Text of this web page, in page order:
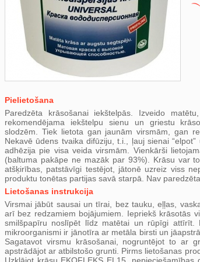
Pielietošana
Paredzēta krāsošanai iekštelpās. Izveido
rekomendējama iekštelpu sienu un griestu
slodzēm. Tiek lietota gan jaunām virsmām, gan
Nekavē ūdens tvaika difūziju, t.i., ļauj sienai
adhēzija pie visa veida virsmām. Vienkārši
(baltuma pakāpe ne mazāk par 93%). Krāsu var
atšķirības, patstāvīgi testējot, jātonē uzreiz viss
produktu tonētas partijas savā starpā. Nav
Lietošanas instrukcija
Virsmai jābūt sausai un tīrai, bez tauku, eļļas,
arī bez redzamiem bojājumiem. Iepriekš krāsotās
smilšpapīru noslīpēt līdz matētai un rūpīgi attīrīt.
mikroorganismi ir jānotīra ar metāla birsti un
Sagatavot virsmu krāsošanai, nogruntējot to ar
apstrādājot ar atbilstošo grunti. Pirms lietošanas